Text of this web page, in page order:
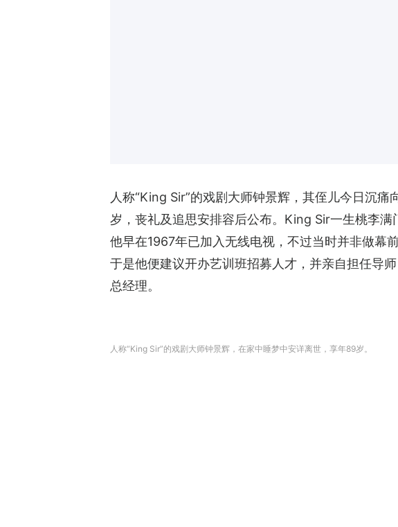
人称“King Sir”的戏剧大师钟景辉，其侄儿今日沉
岁，丧礼及追思安排容后公布。King Sir一生桃李满
他早在1967年已加入无线电视，不过当时并非做幕
于是他便建议开办艺训班招募人才，并亲自担任导
总经理。
人称“King Sir”的戏剧大师钟景辉，在家中睡梦中安详离世，享年89岁。